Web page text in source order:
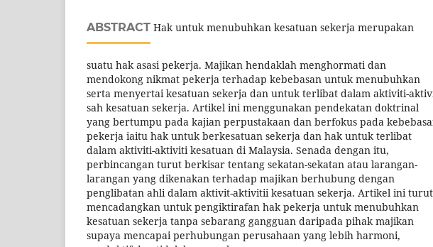
ABSTRACT Hak untuk menubuhkan kesatuan sekerja merupakan
suatu hak asasi pekerja. Majikan hendaklah menghormati dan
mendokong nikmat pekerja terhadap kebebasan untuk menubuhkan
serta menyertai kesatuan sekerja dan untuk terlibat dalam aktiviti-
sah kesatuan sekerja. Artikel ini menggunakan pendekatan doktrinal
yang bertumpu pada kajian perpustakaan dan berfokus pada
pekerja iaitu hak untuk berkesatuan sekerja dan hak untuk terlibat
dalam aktiviti-aktiviti kesatuan di Malaysia. Senada dengan itu,
perbincangan turut berkisar tentang sekatan-sekatan atau larangan-
larangan yang dikenakan terhadap majikan berhubung dengan
penglibatan ahli dalam aktivit-aktivitii kesatuan sekerja. Artikel ini turut
mencadangkan untuk pengiktirafan hak pekerja untuk menubuhkan
kesatuan sekerja tanpa sebarang gangguan daripada pihak majikan
supaya mencapai perhubungan perusahaan yang lebih harmoni,